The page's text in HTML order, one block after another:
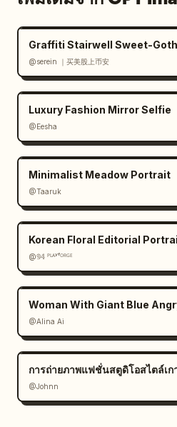
Graffiti Stairwell Sweet-
@serein ｜买美股上币安
Luxury Fashion Mirror Selfie
@Eesha
Minimalist Meadow Portrait
@Taaruk
Korean Floral Editorial
@𝟡𝟜 ᴾᴸᴬʸᶠᴼᴿᴳᴱ
Woman With Giant Blue
@Alina Ai
การถ่ายภาพแฟชั่นสตูดิโอสไตล์เก
@Johnn